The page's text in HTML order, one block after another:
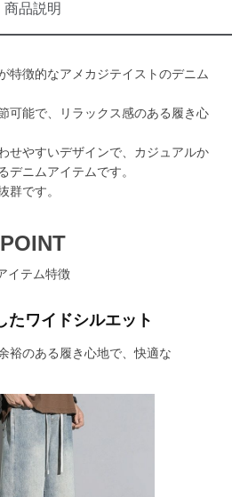
商品説明
特徴的なアメカジテイストのデニム
可能で、リラックス感のある履き心
せやすいデザインで、カジュアルか
デニムアイテムです。
群です。
POINT
イテム特徴
たワイドシルエット
裕のある履き心地で、快適な